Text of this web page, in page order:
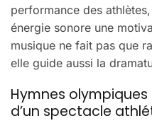
performance des
énergie sonore une
musique ne fait pas que
elle guide aussi la
Hymnes
d’un spectacle